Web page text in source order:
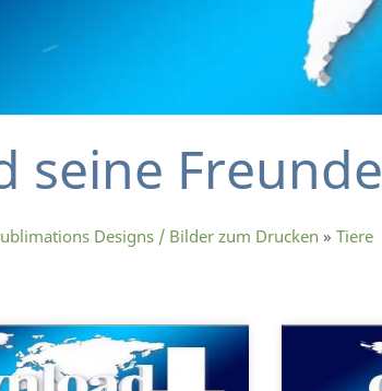
seine Freunde
Designs / Bilder zum Drucken » Tiere